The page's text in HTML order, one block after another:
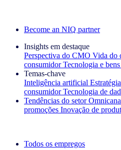
Become an NIQ partner
Insights em destaque
Perspectiva do CMO Vida do
consumidor Tecnologia e
Temas‑chave
Inteligência artificial
consumidor Tecnologia de
Tendências do setor
promoções Inovação de
Todos os empregos